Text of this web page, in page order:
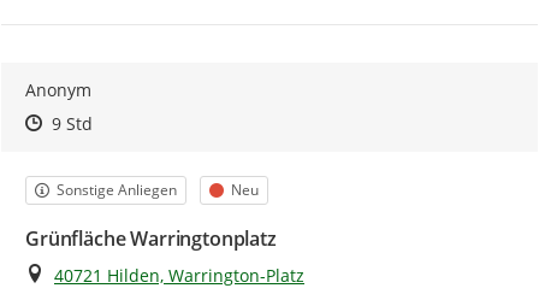
Anonym
Zeitpunkt des Erstellens
Zeitpunkt des Erstellens
9 StdZur Äußerung
Kategorie
Sonstige Anliegen Status
Neu
Grünfläche Warringtonplatz
Ort
40721 Hilden, Warrington-Platz